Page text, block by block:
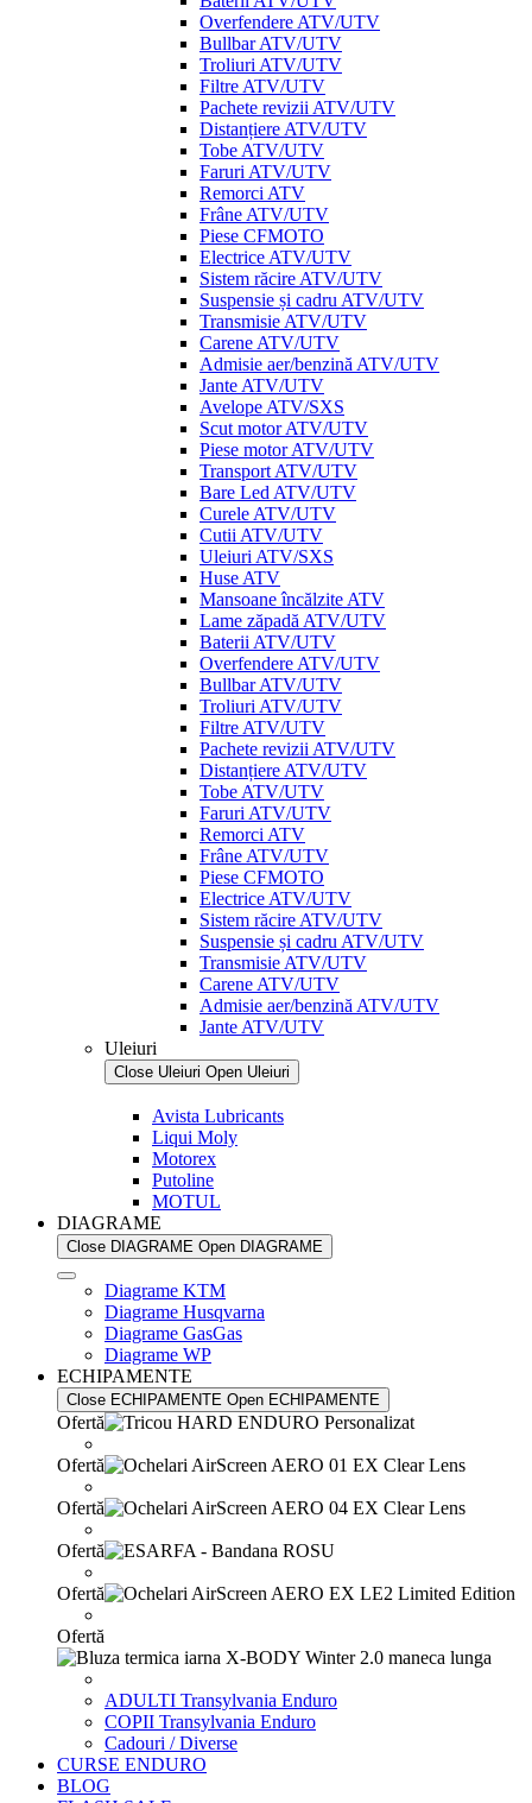
Overfendere ATV/UTV
Bullbar ATV/UTV
Troliuri ATV/UTV
Filtre ATV/UTV
Pachete revizii ATV/UTV
Distanțiere ATV/UTV
Tobe ATV/UTV
Faruri ATV/UTV
Remorci ATV
Frâne ATV/UTV
Piese CFMOTO
Electrice ATV/UTV
Sistem răcire ATV/UTV
Suspensie și cadru ATV/UTV
Transmisie ATV/UTV
Carene ATV/UTV
Admisie aer/benzină ATV/UTV
Jante ATV/UTV
Avelope ATV/SXS
Scut motor ATV/UTV
Piese motor ATV/UTV
Transport ATV/UTV
Bare Led ATV/UTV
Curele ATV/UTV
Cutii ATV/UTV
Uleiuri ATV/SXS
Huse ATV
Mansoane încălzite ATV
Lame zăpadă ATV/UTV
Baterii ATV/UTV
Overfendere ATV/UTV
Bullbar ATV/UTV
Troliuri ATV/UTV
Filtre ATV/UTV
Pachete revizii ATV/UTV
Distanțiere ATV/UTV
Tobe ATV/UTV
Faruri ATV/UTV
Remorci ATV
Frâne ATV/UTV
Piese CFMOTO
Electrice ATV/UTV
Sistem răcire ATV/UTV
Suspensie și cadru ATV/UTV
Transmisie ATV/UTV
Carene ATV/UTV
Admisie aer/benzină ATV/UTV
Jante ATV/UTV
Uleiuri
Close Uleiuri Open Uleiuri
Avista Lubricants
Liqui Moly
Motorex
Putoline
MOTUL
DIAGRAME
Close DIAGRAME Open DIAGRAME
Diagrame KTM
Diagrame Husqvarna
Diagrame GasGas
Diagrame WP
ECHIPAMENTE
Close ECHIPAMENTE Open ECHIPAMENTE
Ofertă
Ofertă
Ofertă
Ofertă
Ofertă
Ofertă
ADULTI Transylvania Enduro
COPII Transylvania Enduro
Cadouri / Diverse
CURSE ENDURO
BLOG